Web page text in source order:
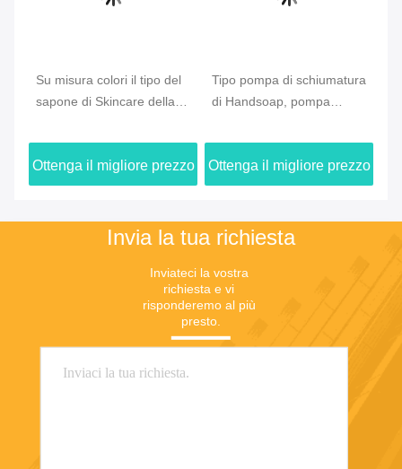
Su misura colori il tipo del
sapone di Skincare della
43mm per la bottiglia vuota
Ottenga il migliore prezzo
Tipo pompa di schiumatura
di Handsoap, pompa
del sapone per la bottiglia
del PE
Ottenga il migliore prezzo
Invia la tua richiesta
Inviateci la vostra
richiesta e vi
risponderemo al più
presto.